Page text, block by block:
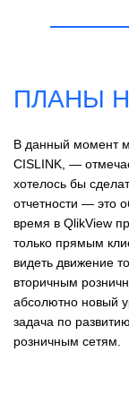
ПЛАНЫ
В данный момент
CISLINK, —
хотелось бы
отчетности — это
время в QlikView
только прямым
видеть движение
вторичным
абсолютно новый
задача по
розничным сетям.